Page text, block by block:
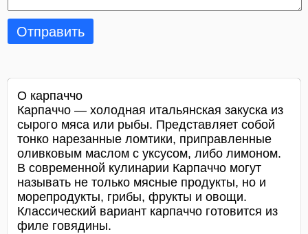
Отправить
О карпаччо
Карпаччо — холодная итальянская закуска из
сырого мяса или рыбы. Представляет собой
тонко нарезанные ломтики, приправленные
оливковым маслом с уксусом, либо лимоном.
В современной кулинарии Карпаччо могут
называть не только мясные продукты, но и
морепродукты, грибы, фрукты и овощи.
Классический вариант карпаччо готовится из
филе говядины.